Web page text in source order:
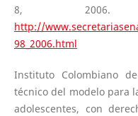
8, 2006.
http://
98_2006.html
Instituto Colombiano
técnico del modelo para
adolescentes, con